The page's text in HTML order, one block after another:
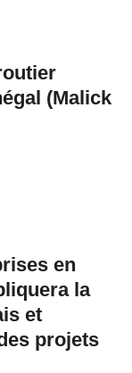
(Malick
en
la
et
projets